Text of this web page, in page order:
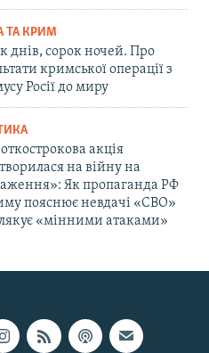
ТА КРИМ
днів, сорок ночей. Про
кримської операції з
Росії до миру
акція
на війну на
Як пропаганда РФ
пояснює невдачі «СВО»
«мінними атаками»